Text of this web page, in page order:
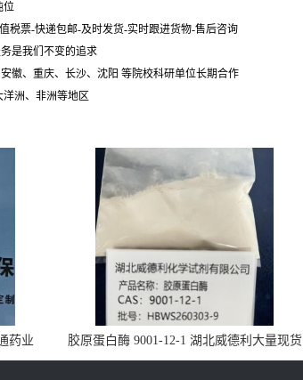
位
税票-快递包邮-及时发货-实时跟进货物-售后咨询
是我们不变的追求
徽、重庆、长沙、沈阳 等院校科研单位长期合作
洲、非洲等地区
药业
胶原蛋白酶 9001-12-1 湖北威德利大量现货
供应